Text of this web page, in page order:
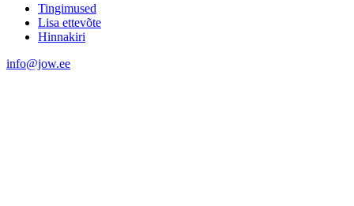
Tingimused
Lisa ettevõte
Hinnakiri
info@jow.ee